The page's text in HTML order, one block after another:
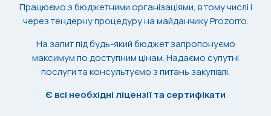
Працюємо з бюджетними організаціями, в тому числі і
через тендерну процедуру на майданчику Prozorro.
На запит під будь-який бюджет запропонуємо
максимум по доступним цінам. Надаємо супутні
послуги та консультуємо з питань закупівлі.
Є всі необхідні ліцензії та сертифікати